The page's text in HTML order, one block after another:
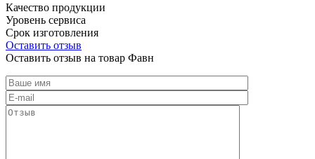
Качество продукции
Уровень сервиса
Срок изготовления
Оставить отзыв
Оставить отзыв на товар Фавн